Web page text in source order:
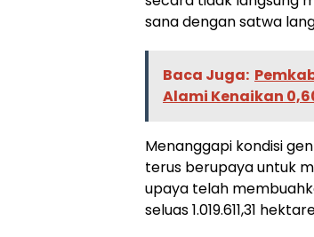
sana dengan satwa
Baca Juga:
Alami Kenaikan
Menanggapi kondisi
terus berupaya untuk
upaya telah
seluas 1.019.611,31